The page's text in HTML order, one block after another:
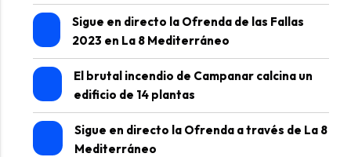
Sigue en directo la Ofrenda de las Fallas
2023 en La 8 Mediterráneo
El brutal incendio de Campanar calcina un
edificio de 14 plantas
Sigue en directo la Ofrenda a través de La 8
Mediterráneo